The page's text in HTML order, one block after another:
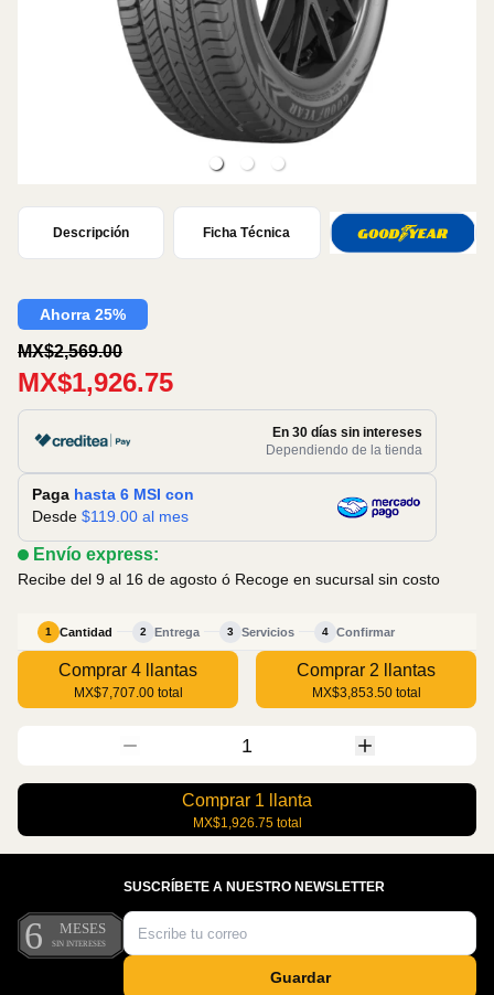
Descripción Ficha Técnica
Ahorra 25%
MX$2,569.00
MX$1,926.75
En 30 días sin intereses
Dependiendo de la tienda
Paga hasta 6 MSI con
Desde $119.00 al mes
Envío express:
Recibe del 9 al 16 de agosto ó Recoge en sucursal sin costo
1 Cantidad 2 Entrega 3 Servicios 4 Confirmar
Comprar 4 llantas
MX$7,707.00 total
Comprar 2 llantas
MX$3,853.50 total
1
Comprar 1 llanta
MX$1,926.75 total
SUSCRÍBETE A NUESTRO NEWSLETTER
Guardar